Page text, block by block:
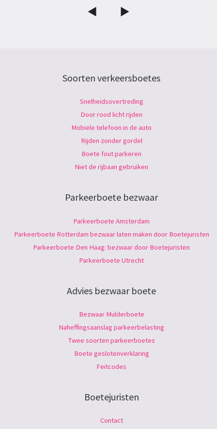
Soorten verkeersboetes
Snelheidsovertreding
Door rood licht rijden
Mobiele telefoon in de auto
Rijden zonder gordel
Boete fout parkeren
Niet de rijbaan gebruiken
Parkeerboete bezwaar
Parkeerboete Amsterdam
Parkeerboete Rotterdam bezwaar laten maken door Boetejuristen
Parkeerboete Den Haag: bezwaar door Boetejuristen
Parkeerboete Utrecht
Advies bezwaar boete
Bezwaar Mulderboete
Naheffingsaanslag parkeerbelasting
Twee soorten parkeerboetes
Boete geslotenverklaring
Feitcodes
Boetejuristen
Contact